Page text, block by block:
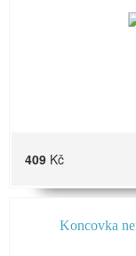
409 Kč
Koncovka